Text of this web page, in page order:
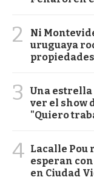
2
Ni
uruguaya
3
Una
ver el show
"Quiero
4 Lacalle Pou
esperan
en Ciudad